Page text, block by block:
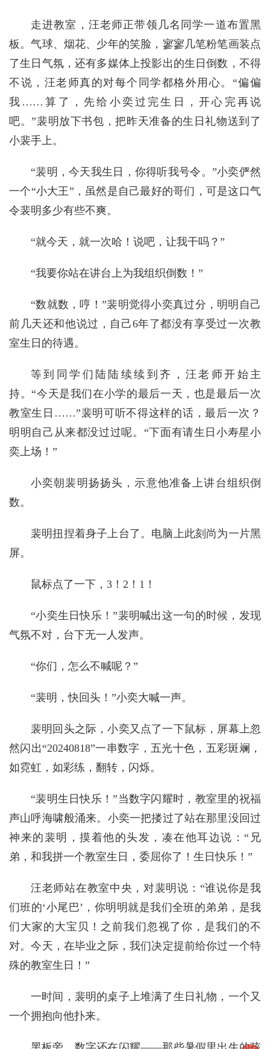
走进教室，汪老师正带领几名同学一道布置黑
板。气球、烟花、少年的笑脸，寥寥几笔粉笔画装点
了生日气氛，还有多媒体上投影出的生日倒数，不得
不说，汪老师真的对每个同学都格外用心。“偏偏
我……算了，先给小奕过完生日，开心完再说
吧。”裴明放下书包，把昨天准备的生日礼物送到了
小裴手上。
“裴明，今天我生日，你得听我号令。”小奕俨然
一个“小大王”，虽然是自己最好的哥们，可是这口气
令裴明多少有些不爽。
“就今天，就一次哈！说吧，让我干吗？”
“我要你站在讲台上为我组织倒数！”
“数就数，哼！”裴明觉得小奕真过分，明明自己
前几天还和他说过，自己6年了都没有享受过一次教
室生日的待遇。
等到同学们陆陆续续到齐，汪老师开始主
持。“今天是我们在小学的最后一天，也是最后一次
教室生日……”裴明可听不得这样的话，最后一次？
明明自己从来都没过过呢。“下面有请生日小寿星小
奕上场！”
小奕朝裴明扬扬头，示意他准备上讲台组织倒
数。
裴明扭捏着身子上台了。电脑上此刻尚为一片黑
屏。
鼠标点了一下，3！2！1！
“小奕生日快乐！”裴明喊出这一句的时候，发现
气氛不对，台下无一人发声。
“你们，怎么不喊呢？”
“裴明，快回头！”小奕大喊一声。
裴明回头之际，小奕又点了一下鼠标，屏幕上忽
然闪出“20240818”一串数字，五光十色，五彩斑斓，
如霓虹，如彩练，翻转，闪烁。
“裴明生日快乐！”当数字闪耀时，教室里的祝福
声山呼海啸般涌来。小奕一把搂过了站在那里没回过
神来的裴明，摸着他的头发，凑在他耳边说：“兄
弟，和我拼一个教室生日，委屈你了！生日快乐！”
汪老师站在教室中央，对裴明说：“谁说你是我
们班的‘小尾巴’，你明明就是我们全班的弟弟，是我
们大家的大宝贝！之前我们忽视了你，是我们的不
对。今天，在毕业之际，我们决定提前给你过一个特
殊的教室生日！”
一时间，裴明的桌子上堆满了生日礼物，一个又
一个拥抱向他扑来。